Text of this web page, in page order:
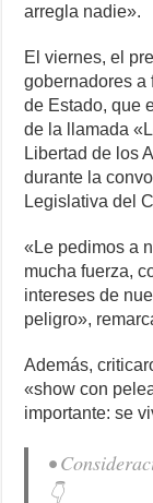
arregla nadie».
El viernes, el
gobernadores a
de Estado, que
de la llamada
Libertad de los
durante la
Legislativa del
«Le pedimos a
mucha fuerza,
intereses de
peligro»,
Además,
«show con
importante: se
•
👇